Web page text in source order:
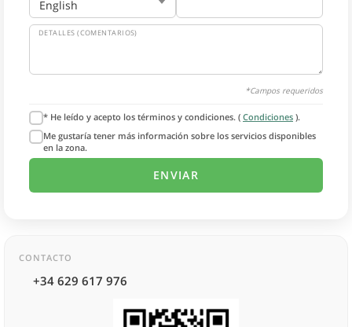
DETALLES (COMENTARIOS)
*Campos requeridos
* He leído y acepto los términos y condiciones. ( Condiciones ).
Me gustaría tener más información sobre los servicios disponibles
en la zona.
CONTACTO
+34 629 617 976